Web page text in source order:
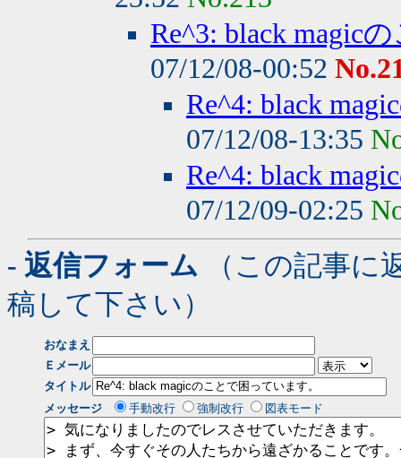
Re^3: black magic
07/12/08-00:52
Re^4: black
07/12/08-13:35
Re^4: black
07/12/09-02:25
- 返信フォーム （この記事に
稿して下さい）
おなまえ
Ｅメール
タイトル
メッセージ
手動改行 強制改行 図表モード